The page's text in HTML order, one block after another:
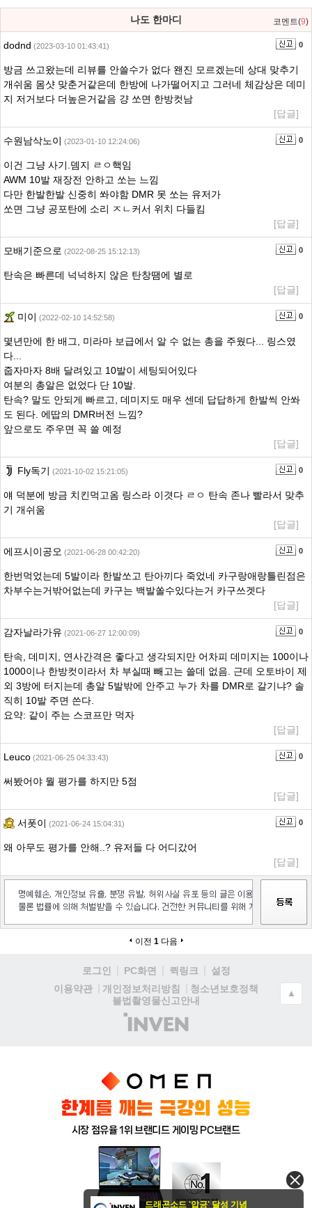
나도 한마디 코멘트(9)
dodnd (2023-03-10 01:43:41) 0
방금 쓰고왔는데 리뷰를 안쓸수가 없다 왠진 모르겠는데 상대 맞추기
개쉬움 몸샷 맞춘거같은데 한방에 나가떨어지고 그러네 체감상은 데미
지 저거보다 더높은거같음 걍 쏘면 한방컷남
[답글]
수원남삭노이 (2023-01-10 12:24:06) 0
이건 그냥 사기.뎀지 ㄹㅇ핵임
AWM 10발 재장전 안하고 쏘는 느낌
다만 한발한발 신중히 쏴야함 DMR 못 쏘는 유저가
쏘면 그냥 공포탄에 소리 ㅈㄴ커서 위치 다들킴
[답글]
모배기준으로 (2022-08-25 15:12:13) 0
탄속은 빠른데 넉넉하지 않은 탄창땜에 별로
[답글]
미이 (2022-02-10 14:52:58) 0
몇년만에 한 배그, 미라마 보급에서 알 수 없는 총을 주웠다... 링스였
다...
줍자마자 8배 달려있고 10발이 세팅되어있다
여분의 총알은 없었다 단 10발.
탄속? 말도 안되게 빠르고, 데미지도 매우 센데 답답하게 한발씩 안쏴
도 된다. 에땁의 DMR버전 느낌?
앞으로도 주우면 꼭 쓸 예정
[답글]
Fly독기 (2021-10-02 15:21:05) 0
얘 덕분에 방금 치킨먹고옴 링스라 이겻다 ㄹㅇ 탄속 존나 빨라서 맞추
기 개쉬움
[답글]
에프시이공오 (2021-06-28 00:42:20) 0
한번먹었는데 5발이라 한발쏘고 탄아끼다 죽었네 카구랑애랑틀린점은
차부수는거밖어없는데 카구는 백발쏠수있다는거 카구쓰겟다
[답글]
감자날라가유 (2021-06-27 12:00:09) 0
탄속, 데미지, 연사간격은 좋다고 생각되지만 어차피 데미지는 100이나
1000이나 한방컷이라서 차 부실때 빼고는 쓸데 없음. 근데 오토바이 제
외 3방에 터지는데 총알 5발밖에 안주고 누가 차를 DMR로 갈기냐? 솔
직히 10발 주면 쓴다.
요약: 같이 주는 스코프만 먹자
[답글]
Leuco (2021-06-25 04:33:43) 0
써봤어야 뭘 평가를 하지만 5점
[답글]
서폿이 (2021-06-24 15:04:31) 0
왜 아무도 평가를 안해..? 유저들 다 어디갔어
[답글]
이전 1 다음
로그인 PC화면 퀵링크
설정
이용약관
개인정보처리방침
청소년보호정책
불법촬영물신고안내
(주)
인
▲
드래곤소드 '압긍' 달성 기념